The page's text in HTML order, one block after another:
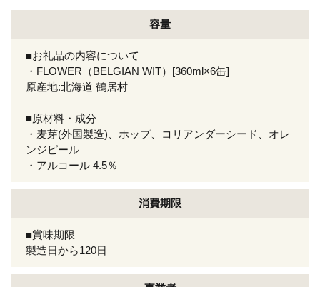
容量
■お礼品の内容について
・FLOWER（BELGIAN WIT）[360ml×6缶]
原産地:北海道 鶴居村
■原材料・成分
・麦芽(外国製造)、ホップ、コリアンダーシード、オレ
ンジピール
・アルコール 4.5％
消費期限
■賞味期限
製造日から120日